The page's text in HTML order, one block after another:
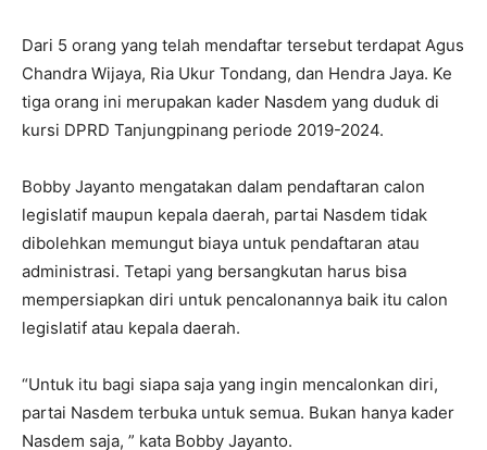
Dari 5 orang yang telah mendaftar tersebut terdapat Agus
Chandra Wijaya, Ria Ukur Tondang, dan Hendra Jaya. Ke
tiga orang ini merupakan kader Nasdem yang duduk di
kursi DPRD Tanjungpinang periode 2019-2024.
Bobby Jayanto mengatakan dalam pendaftaran calon
legislatif maupun kepala daerah, partai Nasdem tidak
dibolehkan memungut biaya untuk pendaftaran atau
administrasi. Tetapi yang bersangkutan harus bisa
mempersiapkan diri untuk pencalonannya baik itu calon
legislatif atau kepala daerah.
“Untuk itu bagi siapa saja yang ingin mencalonkan diri,
partai Nasdem terbuka untuk semua. Bukan hanya kader
Nasdem saja, ” kata Bobby Jayanto.